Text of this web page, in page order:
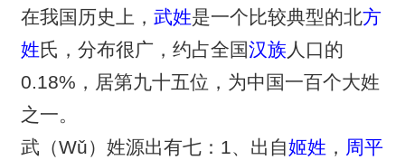
在我国历史上， 武姓是一个比较典型的北方
姓氏，分布很广，约占全国汉族 人口的
0.18%，居第九十五位，为中国一百个大姓
之一。
武（Wǔ）姓源出有七：1、出自姬姓 ， 周平